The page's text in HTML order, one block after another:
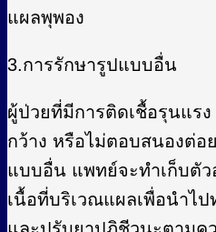
แผลพุพอง
3.การรักษารูปแบบอื่น
ผู้ป่วยที่มีการติดเชื้อรุนแร
กว้าง หรือไม่ตอบสนองต่อ
แบบอื่น แพทย์จะทำเก็บตัว
เนื้อที่บริเวณแผลเพื่อนำไ